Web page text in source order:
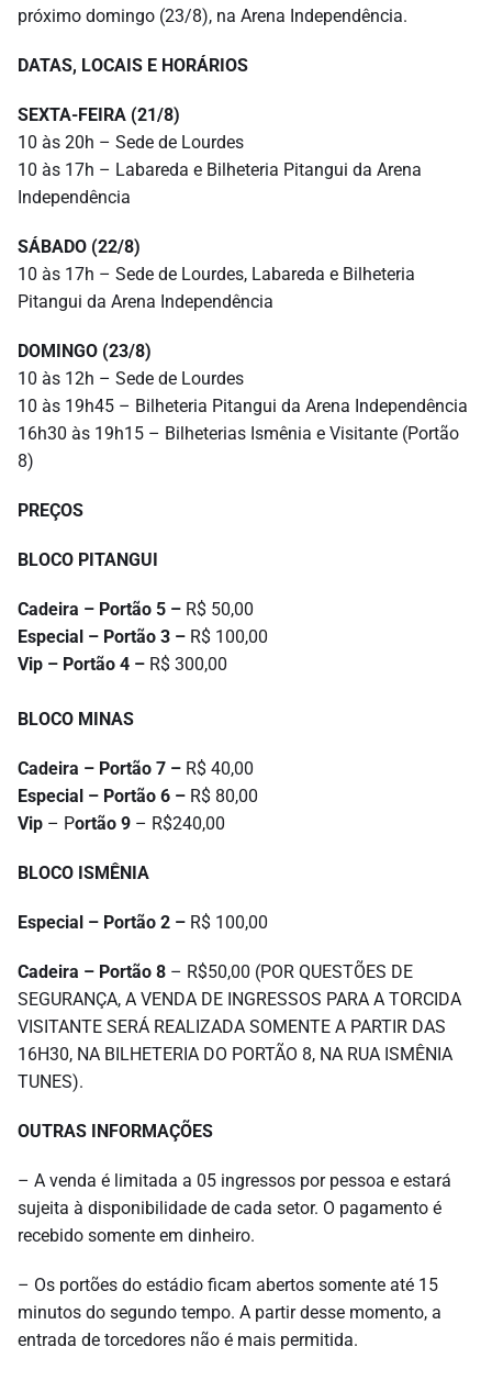
próximo domingo (23/8), na Arena Independência.
DATAS, LOCAIS E HORÁRIOS
SEXTA-FEIRA (21/8)
10 às 20h – Sede de Lourdes
10 às 17h – Labareda e Bilheteria Pitangui da Arena
Independência
SÁBADO (22/8)
10 às 17h – Sede de Lourdes, Labareda e Bilheteria
Pitangui da Arena Independência
DOMINGO (23/8)
10 às 12h – Sede de Lourdes
10 às 19h45 – Bilheteria Pitangui da Arena Independência
16h30 às 19h15 – Bilheterias Ismênia e Visitante (Portão
8)
PREÇOS
BLOCO PITANGUI
Cadeira – Portão 5 – R$ 50,00
Especial – Portão 3 – R$ 100,00
Vip – Portão 4 – R$ 300,00
BLOCO MINAS
Cadeira – Portão 7 – R$ 40,00
Especial – Portão 6 – R$ 80,00
Vip – Portão 9 – R$240,00
BLOCO ISMÊNIA
Especial – Portão 2 – R$ 100,00
Cadeira – Portão 8 – R$50,00 (POR QUESTÕES DE
SEGURANÇA, A VENDA DE INGRESSOS PARA A TORCIDA
VISITANTE SERÁ REALIZADA SOMENTE A PARTIR DAS
16H30, NA BILHETERIA DO PORTÃO 8, NA RUA ISMÊNIA
TUNES).
OUTRAS INFORMAÇÕES
– A venda é limitada a 05 ingressos por pessoa e estará
sujeita à disponibilidade de cada setor. O pagamento é
recebido somente em dinheiro.
– Os portões do estádio ficam abertos somente até 15
minutos do segundo tempo. A partir desse momento, a
entrada de torcedores não é mais permitida.